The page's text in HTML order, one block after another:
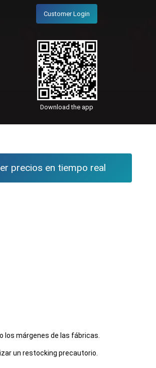
Customer Login
Download the app
precios en tiempo real
los márgenes de las fábricas.
un restocking precautorio.